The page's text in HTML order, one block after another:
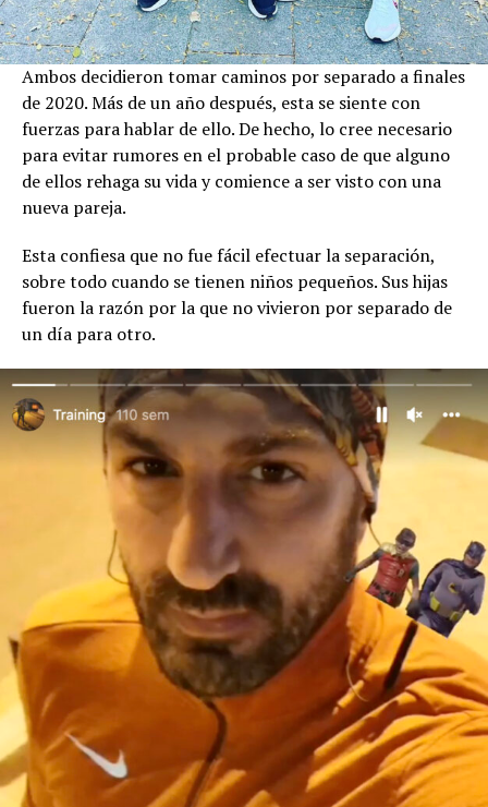
Ambos decidieron tomar caminos por separado a finales
de 2020. Más de un año después, esta se siente con
fuerzas para hablar de ello. De hecho, lo cree necesario
para evitar rumores en el probable caso de que alguno
de ellos rehaga su vida y comience a ser visto con una
nueva pareja.
Esta confiesa que no fue fácil efectuar la separación,
sobre todo cuando se tienen niños pequeños. Sus hijas
fueron la razón por la que no vivieron por separado de
un día para otro.